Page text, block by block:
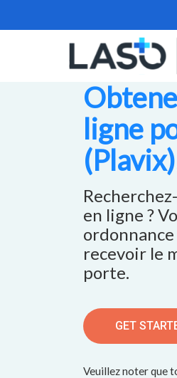
ligne
en ligne ?
recevoir le
porte.
GET
Veuillez noter que